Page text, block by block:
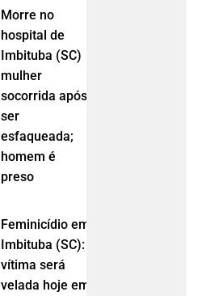
Morre no
hospital de
Imbituba (SC)
mulher
socorrida após
ser
esfaqueada;
homem é
preso
Feminicídio em
Imbituba (SC):
vítima será
velada hoje em